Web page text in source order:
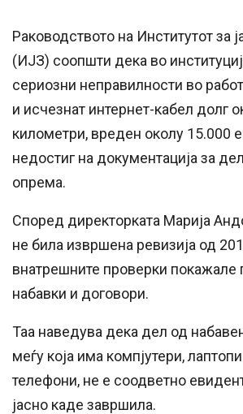
Раководството на Институтот за
(ИЈЗ) соопшти дека во
сериозни неправилности во
и исчезнат интернет-кабел долг
километри, вреден околу 15.000
недостиг на документација за
опрема.
Според директорката Марија
не била извршена ревизија од
внатрешните проверки покажале
набавки и договори.
Таа наведува дека дел од
меѓу која има компјутери,
телефони, не е соодветно
јасно каде завршила.